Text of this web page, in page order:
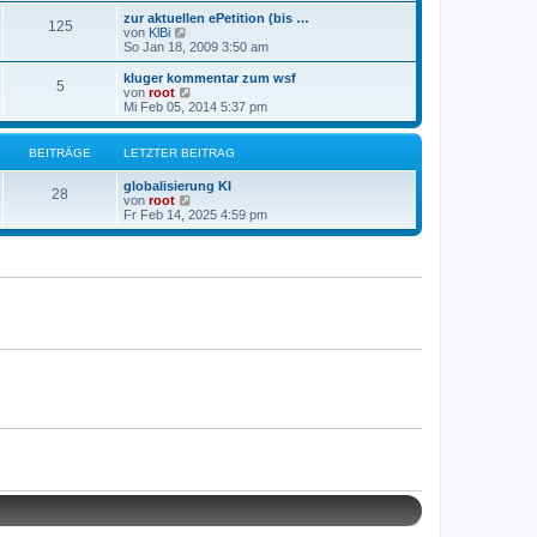
g
e
r
e
i
t
a
g
e
s
t
e
r
B
e
i
t
r
a
g
125
zur aktuellen ePetition (bis …
von KlBi
e
u
e
s
t
r
B
e
i
t
r
a
g
So Jan 18, 2009 3:50 am
5
kluger kommentar zum wsf
von root
e
u
e
s
r
e
i
a
Mi Feb 05, 2014 5:37 pm
BEITRÄGE LETZTER BEITRAG
28
globalisierung KI
von root
e
u
Fr Feb 14, 2025 4:59 pm